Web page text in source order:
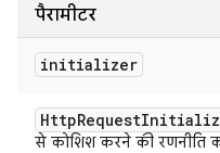
पैरामीटर
initializer
HttpRequest
से कोशिश करने की रणनीति